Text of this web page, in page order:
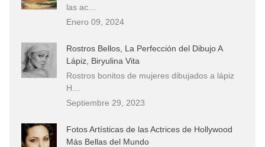
las ac…
Enero 09, 2024
Rostros Bellos, La Perfección del Dibujo A
Lápiz, Biryulina Vita
Rostros bonitos de mujeres dibujados a lápiz
H…
Septiembre 29, 2023
Fotos Artísticas de las Actrices de Hollywood
Más Bellas del Mundo